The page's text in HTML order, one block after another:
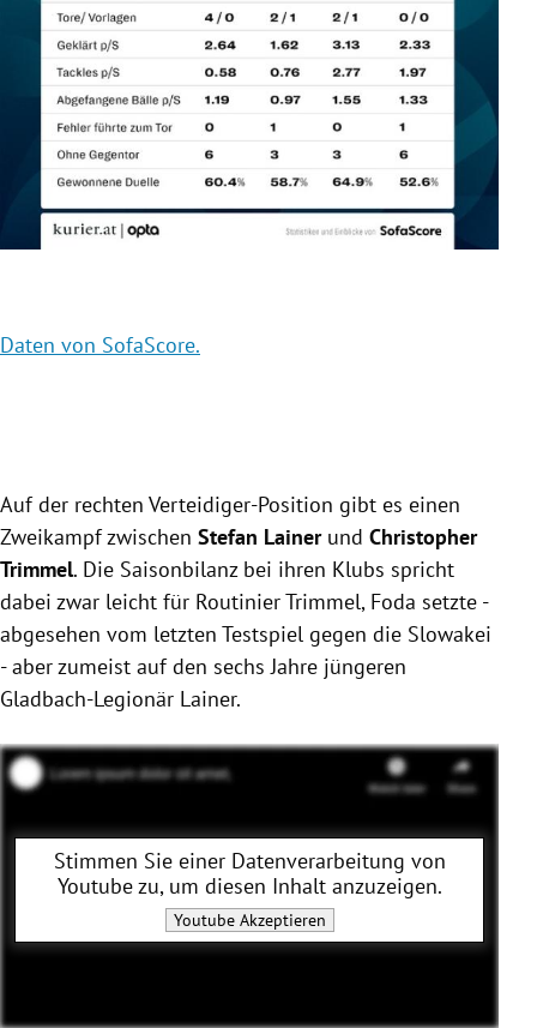
Daten von SofaScore.
Auf der rechten Verteidiger-Position gibt es einen
Zweikampf zwischen Stefan Lainerund Christopher
Trimmel. Die Saisonbilanz bei ihren Klubs spricht
dabei zwar leicht für Routinier Trimmel, Foda setzte -
abgesehen vom letzten Testspiel gegen die Slowakei
- aber zumeist auf den sechs Jahre jüngeren
Gladbach-Legionär Lainer.
Stimmen Sie einer Datenverarbeitung von
Youtubezu, um diesen Inhalt anzuzeigen.
YoutubeAkzeptieren